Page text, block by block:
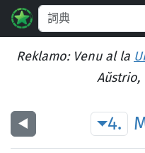
Reklamo: Venu al la
Aŭstrio,
◀︎ 4.